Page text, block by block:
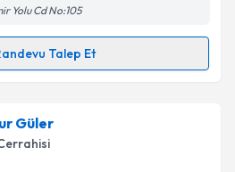
işlenmesine ilişkin
ve kişisel verilerimin belirtilen
kabul ediyorum.
Yolu Cd No:105
Talep Et
Talebi
Göziçin randevu takvimi talebi
randevu almanız için bir
e-posta ile bilgilendireceğiz.
Güler